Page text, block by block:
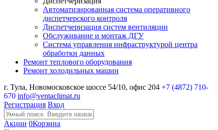
Автоматизированная система оперативного
диспетчерского контроля
Диспетчеризация систем вентиляции
Обслуживание и монтаж ДГУ
Система управления инфраструктурой центра
обработки данных
Ремонт теплового оборудования
Ремонт холодильных машин
г. Тула, Новомосковское шоссе 54/10, офис 204 +7 (4872) 710-
670 info@ventaclimat.ru
Регистрация Вход
Акции 0Корзина